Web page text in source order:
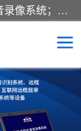
深圳鼎立宏泰科技有限公司专注做语音录像系统；主要服务有：约谈室同步录音录像系统、设计数字询问同步录音录像、数字约谈室同步录音录像、公开听证室、智慧庭审、智能语音识别转写、远程提讯（提审）、记录仪、远程指挥综合管理平台、录播系统等
设备